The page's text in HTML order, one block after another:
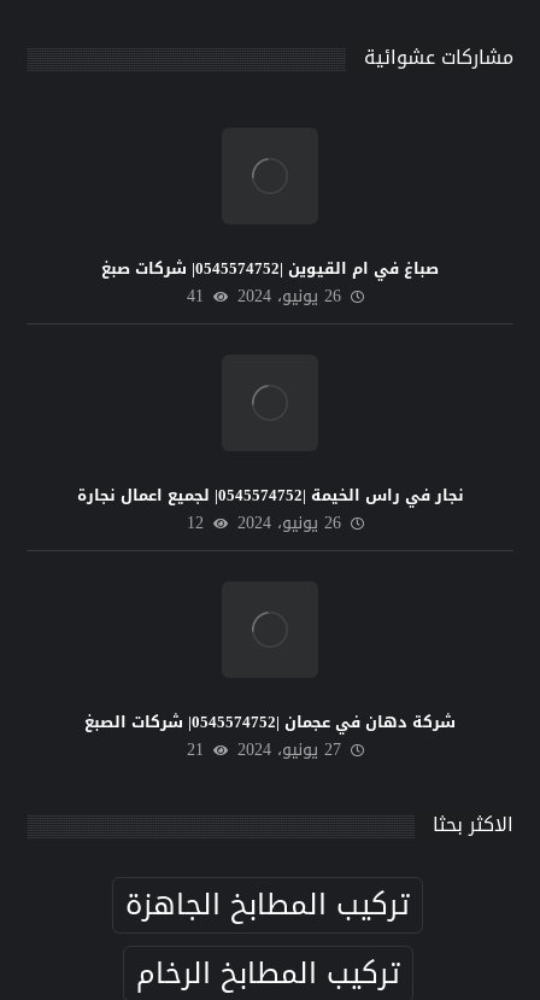
مشاركات عشوائية
صباغ في ام القيوين |0545574752| شركات صبغ
26 يونيو، 2024 41
نجار في راس الخيمة |0545574752| لجميع اعمال نجارة
26 يونيو، 2024 12
شركة دهان في عجمان |0545574752| شركات الصبغ
27 يونيو، 2024 21
الاكثر بحثا
تركيب المطابخ الجاهزة
تركيب المطابخ الرخام